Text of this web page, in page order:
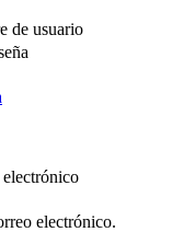
de usuario
electrónico.